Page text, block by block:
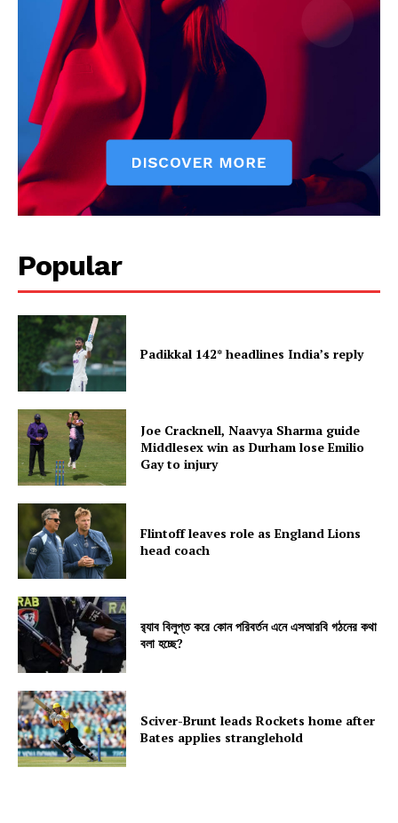
Popular
Padikkal 142* headlines India’s reply
Joe Cracknell, Naavya Sharma guide
Middlesex win as Durham lose Emilio
Gay to injury
Flintoff leaves role as England Lions
head coach
র‍্যাব বিলুপ্ত করে কোন পরিবর্তন এনে এসআরবি গঠনের কথা
বলা হচ্ছে?
Sciver-Brunt leads Rockets home after
Bates applies stranglehold